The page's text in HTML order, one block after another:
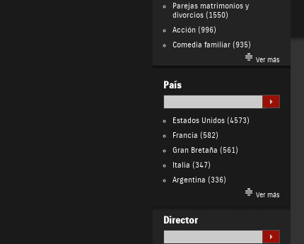
Parejas matrimonios y
divorcios(1550)
Acción(996)
Comedia familiar(935)
Ver más
País
Estados Unidos(4573)
Francia (582)
Gran Bretaña (561)
Italia (347)
Argentina (336)
Ver más
Director